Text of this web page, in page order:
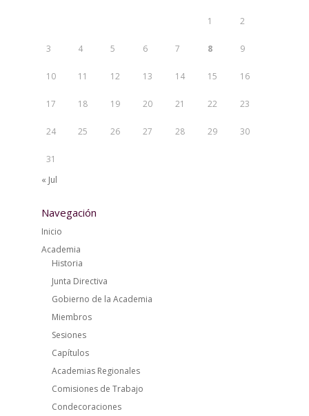
1 2
3 4 5 6 7 8 9
10 11 12 13 14 15 16
17 18 19 20 21 22 23
24 25 26 27 28 29 30
31
« Jul
Navegación
Inicio
Academia
Historia
Junta Directiva
Gobierno de la Academia
Miembros
Sesiones
Capítulos
Academias Regionales
Comisiones de Trabajo
Condecoraciones